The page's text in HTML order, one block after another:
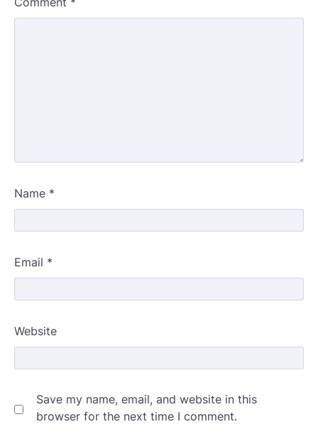
Name *
Email *
Website
Save my name, email, and website in this
browser for the next time I comment.